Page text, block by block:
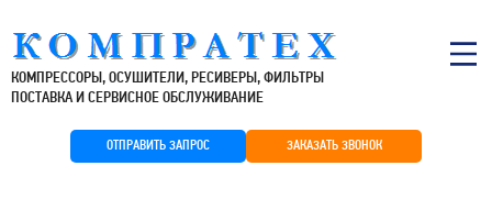
КОМПРЕССОРЫ, ОСУШИТЕЛИ, РЕСИВЕРЫ, ФИЛЬТРЫ
ПОСТАВКА И СЕРВИСНОЕ ОБСЛУЖИВАНИЕ
ОТПРАВИТЬ ЗАПРОС ЗАКАЗАТЬ ЗВОНОК